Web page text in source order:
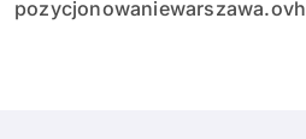
pozycjonowaniewarszawa.ovh